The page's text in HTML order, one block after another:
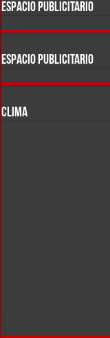
ESPACIO PUBLICITARIO
ESPACIO PUBLICITARIO
CLIMA